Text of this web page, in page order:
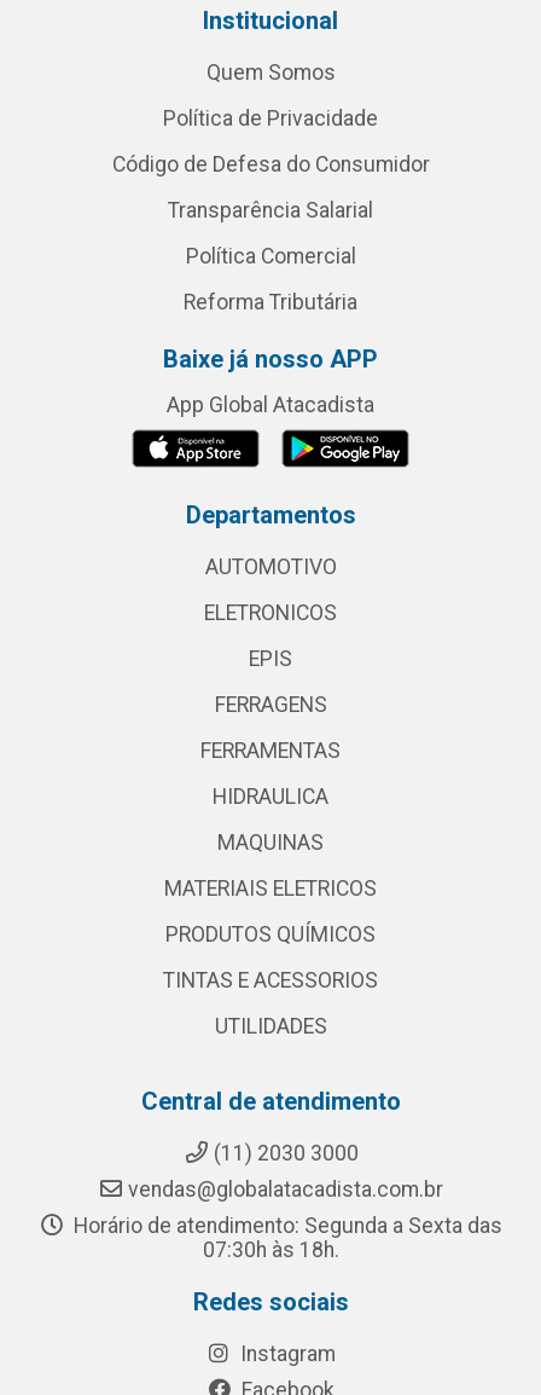
Institucional
Quem Somos
Política de Privacidade
Código de Defesa do Consumidor
Transparência Salarial
Política Comercial
Reforma Tributária
Baixe já nosso APP
App Global Atacadista
Departamentos
AUTOMOTIVO
ELETRONICOS
EPIS
FERRAGENS
FERRAMENTAS
HIDRAULICA
MAQUINAS
MATERIAIS ELETRICOS
PRODUTOS QUÍMICOS
TINTAS E ACESSORIOS
UTILIDADES
Central de atendimento
(11) 2030 3000
vendas@globalatacadista.com.br
Horário de atendimento: Segunda a Sexta das
07:30h às 18h.
Redes sociais
Instagram